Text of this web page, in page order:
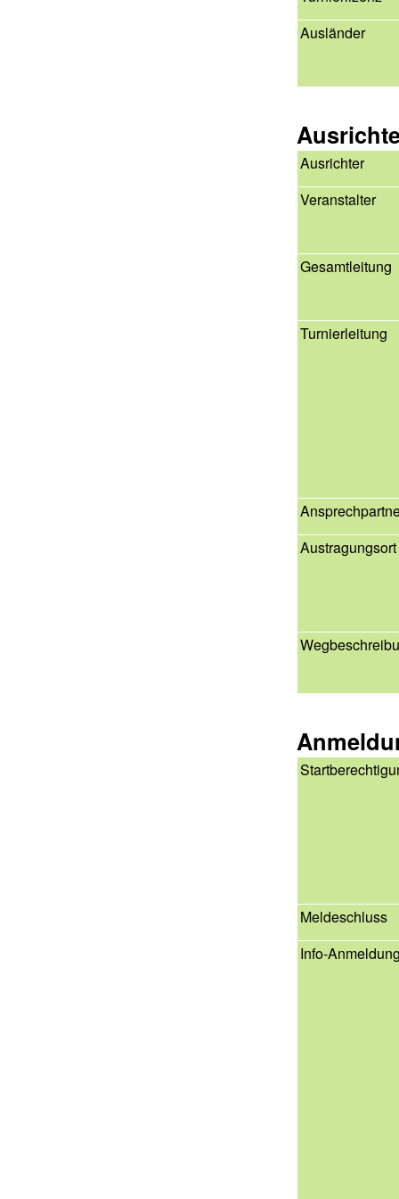
Ausländer
Ausrichter
Veranstalter
Gesamtleitung
Turnierleitung
Austragungsort
Meldeschluss
Info-